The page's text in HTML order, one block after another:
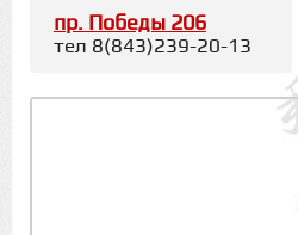
пр. Победы 206
тел 8(843)239-20-13